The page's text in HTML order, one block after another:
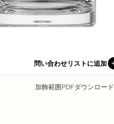
問い合わせリストに追加
加飾範囲PDFダウンロード